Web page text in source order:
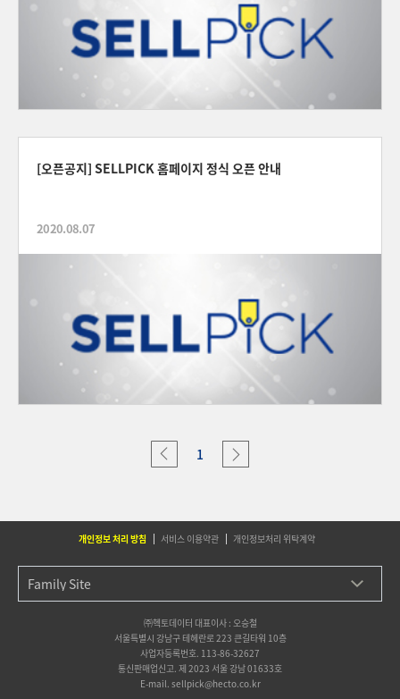
[오픈공지] SELLPICK 홈페이지 정식 오픈 안내
2020.08.07
1
개인정보 처리 방침 서비스 이용약관 개인정보처리 위탁계약
㈜헥토데이터 대표이사 : 오승철
서울특별시 강남구 테헤란로 223 큰길타워 10층
사업자등록번호. 113-86-32627
통신판매업신고. 제 2023 서울 강남 01633호
E-mail. sellpick@hecto.co.kr